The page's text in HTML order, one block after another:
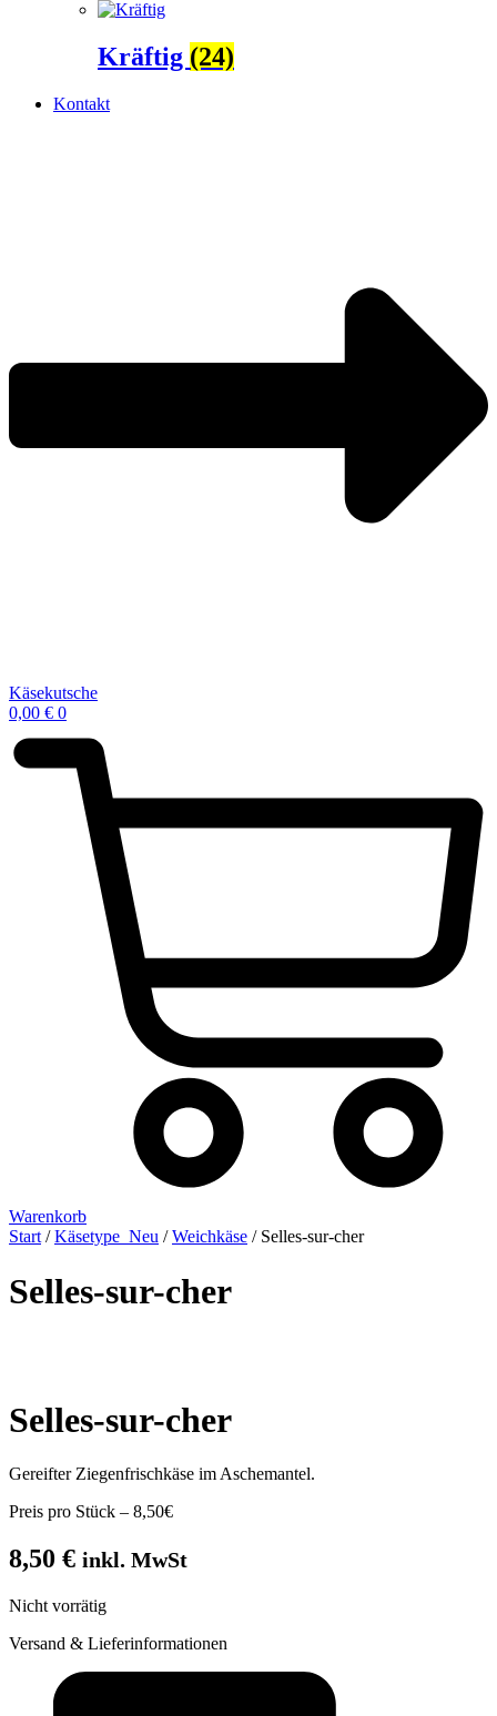
Kräftig (24)
Kontakt
Käsekutsche
0,00 € 0
Warenkorb
Start /Käsetype_Neu /Weichkäse / Selles-sur-cher
Selles-sur-cher
Selles-sur-cher
Gereifter Ziegenfrischkäse im Aschemantel.
Preis pro Stück – 8,50€
8,50 € inkl. MwSt
Nicht vorrätig
Versand & Lieferinformationen